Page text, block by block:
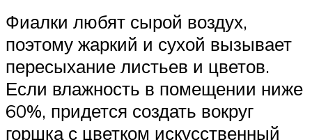
Фиалки любят сырой воздух,
поэтому жаркий и сухой вызывает
пересыхание листьев и цветов.
Если влажность в помещении ниже
60%, придется создать вокруг
горшка с цветком искусственный